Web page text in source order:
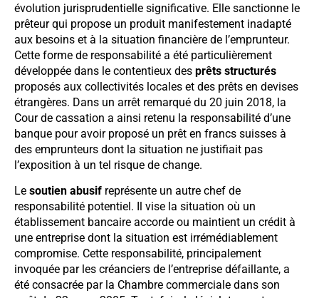
évolution jurisprudentielle significative. Elle sanctionne le
prêteur qui propose un produit manifestement inadapté
aux besoins et à la situation financière de l’emprunteur.
Cette forme de responsabilité a été particulièrement
développée dans le contentieux des prêts structurés
proposés aux collectivités locales et des prêts en devises
étrangères. Dans un arrêt remarqué du 20 juin 2018, la
Cour de cassation a ainsi retenu la responsabilité d’une
banque pour avoir proposé un prêt en francs suisses à
des emprunteurs dont la situation ne justifiait pas
l’exposition à un tel risque de change.
Le soutien abusif représente un autre chef de
responsabilité potentiel. Il vise la situation où un
établissement bancaire accorde ou maintient un crédit à
une entreprise dont la situation est irrémédiablement
compromise. Cette responsabilité, principalement
invoquée par les créanciers de l’entreprise défaillante, a
été consacrée par la Chambre commerciale dans son